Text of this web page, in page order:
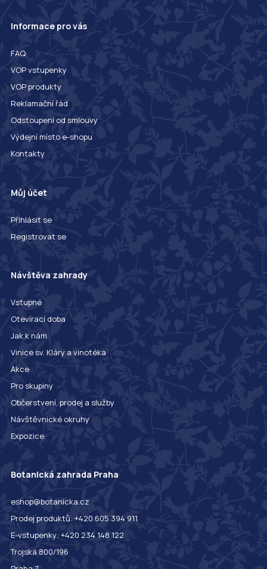
Informace pro vás
FAQ
VOP vstupenky
VOP produkty
Reklamační řád
Odstoupení od smlouvy
Výdejní místo e-shopu
Kontakty
Můj účet
Přihlásit se
Registrovat se
Návštěva zahrady
Vstupné
Otevírací doba
Jak k nám
Vinice sv. Kláry a vinotéka
Akce
Pro skupiny
Občerstvení, prodej a služby
Návštěvnické okruhy
Expozice
Botanická zahrada Praha
eshop@botanicka.cz
Prodej produktů: +420 605 394 911
E-vstupenky: +420 234 148 122
Trojská 800/196